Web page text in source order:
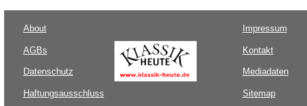
About
AGBs
Datenschutz
Haftungsausschluss
Impressum
Kontakt
Mediadaten
Sitemap